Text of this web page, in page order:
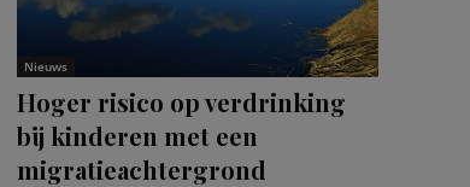
Nieuws
Hoger risico op verdrinking
bij kinderen met een
migratieachtergrond